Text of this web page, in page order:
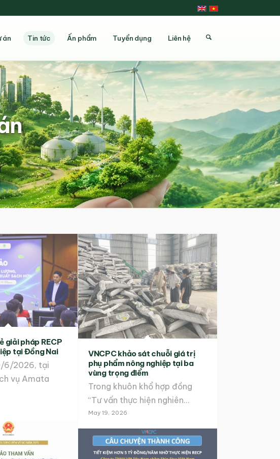
án Tin tức Ấn phẩm Tuyển dụng Liên hệ
giải pháp RECP
tại Đồng Nai
6/2026, tại
vụ Amata
VNCPC khảo sát chuỗi giá trị
phụ phẩm nông nghiệp tại ba
vùng trọng điểm
Trong khuôn khổ hợp đồng
“Tư vấn thực hiện nghiên…
May 19, 2026